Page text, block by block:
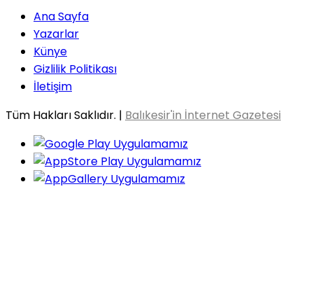
Ana Sayfa
Yazarlar
Künye
Gizlilik Politikası
İletişim
Tüm Hakları Saklıdır. | Balıkesir'in İnternet Gazetesi